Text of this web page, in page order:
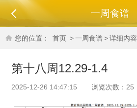
一周食谱
您的位置： 首页 >一周食谱>详细内容
第十八周12.29-1.4
2025-12-26 14:47:15 浏览次数： 25